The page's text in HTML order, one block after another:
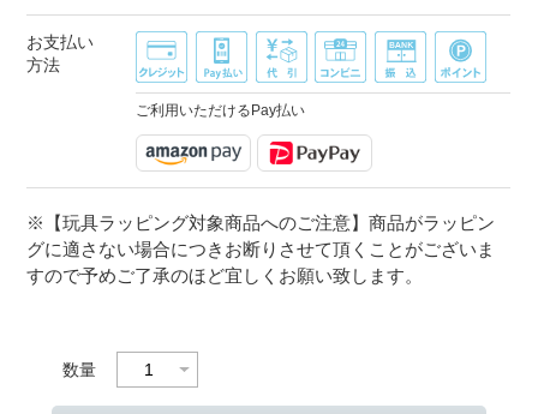
お支払い
方法
ご利用いただけるPay払い
※【玩具ラッピング対象商品へのご注意】商品がラッピン
グに適さない場合につきお断りさせて頂くことがございま
すので予めご了承のほど宜しくお願い致します。
数量